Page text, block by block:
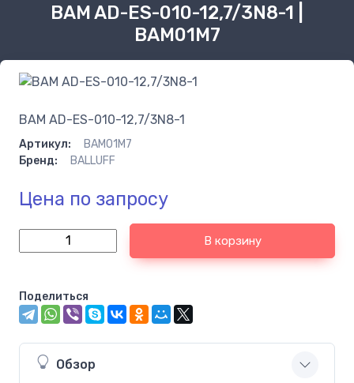
BAM AD-ES-010-12,7/3N8-1 |
BAM01M7
BAM AD-ES-010-12,7/3N8-1
Артикул:
BAM01M7
Бренд:
BALLUFF
Цена по запросу
В корзину
Поделиться
Обзор